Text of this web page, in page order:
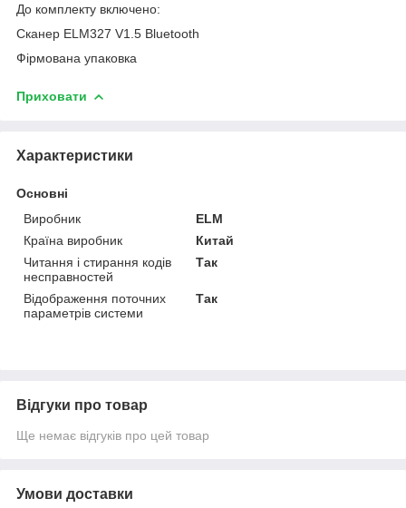
До комплекту включено:
Сканер ELM327 V1.5 Bluetooth
Фірмована упаковка
Приховати
Характеристики
Основні
Виробник
ELM
Країна виробник
Китай
Читання і стирання кодів
несправностей
Так
Відображення поточних
параметрів системи
Так
Відгуки про товар
Ще немає відгуків про цей товар
Умови доставки